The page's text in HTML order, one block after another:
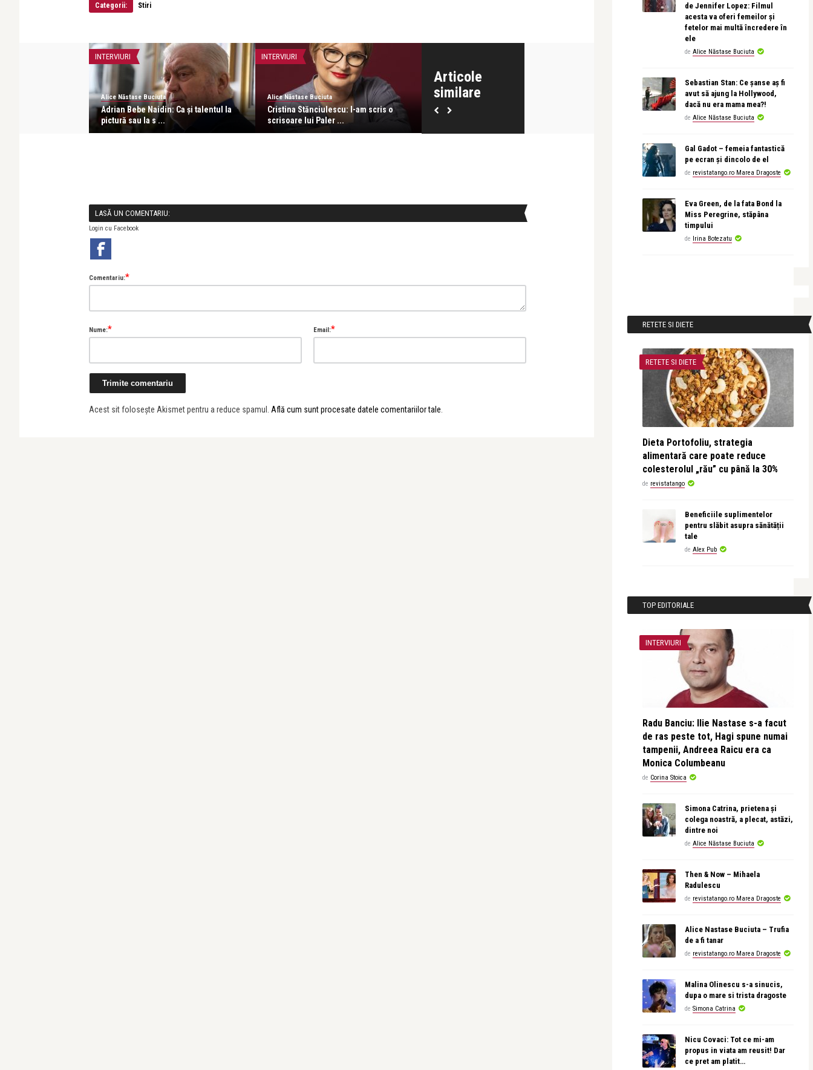
Categorii: Stiri
Articole
similare
INTERVIURI
Alice Năstase Buciuta
Adrian Bebe Naidin: Ca și talentul la
pictură sau la s ...
INTERVIURI
Alice Năstase Buciuta
Cristina Stănciulescu: I-am scris o
scrisoare lui Paler ...
Alice Năstase Buciuta
Bianca Mărgean: Sunt foarte fericită
Alice Năstase Buciuta
Anda Pittiș: Nu m-am despărțit
ADVERT
Alex Pub
LASĂ UN COMENTARIU:
Login cu Facebook
Comentariu:*
Nume:* Email:*
Acest sit folosește Akismet pentru a reduce spamul. Află cum sunt procesate datele comentariilor tale
de Jennifer Lopez: Filmul
acesta va oferi femeilor și
fetelor mai multă încredere în
ele
de Alice Năstase Buciuta
Sebastian Stan: Ce șanse aș fi
avut să ajung la Hollywood,
dacă nu era mama mea?!
de Alice Năstase Buciuta
Gal Gadot – femeia fantastică
pe ecran și dincolo de el
de revistatango.ro Marea Dragoste
Eva Green, de la fata Bond la
Miss Peregrine, stăpâna
timpului
de Irina Botezatu
RETETE SI DIETE
RETETE SI DIETE
Dieta Portofoliu, strategia
alimentară care poate reduce
colesterolul „rău” cu până la 30%
de revistatango
Beneficiile suplimentelor
pentru slăbit asupra sănătății
tale
de Alex Pub
TOP EDITORIALE
INTERVIURI
Radu Banciu: Ilie Nastase s-a facut
de ras peste tot, Hagi spune numai
tampenii, Andreea Raicu era ca
Monica Columbeanu
de Corina Stoica
Simona Catrina, prietena și
colega noastră, a plecat, astăzi,
dintre noi
de Alice Năstase Buciuta
Then & Now – Mihaela
Radulescu
de revistatango.ro Marea Dragoste
Alice Nastase Buciuta – Trufia
de a fi tanar
de revistatango.ro Marea Dragoste
Malina Olinescu s-a sinucis,
dupa o mare si trista dragoste
de Simona Catrina
Nicu Covaci: Tot ce mi-am
propus in viata am reusit! Dar
ce pret am platit…